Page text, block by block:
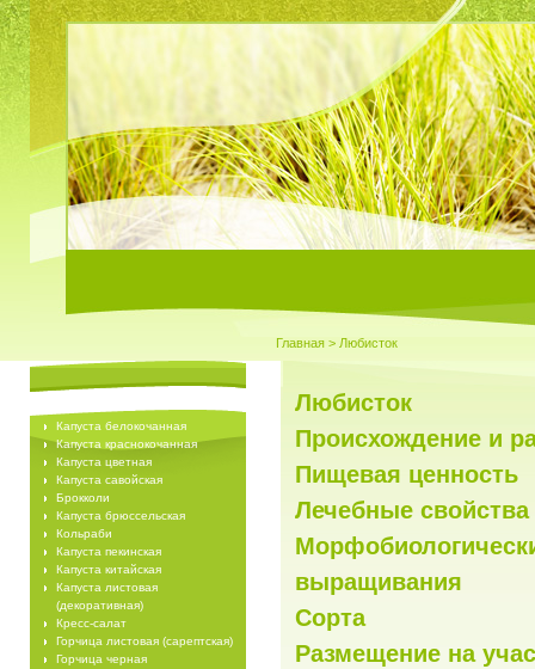
Главная> Любисток
Капуста белокочанная
Капуста краснокочанная
Капуста цветная
Капуста савойская
Брокколи
Капуста брюссельская
Кольраби
Капуста пекинская
Капуста китайская
Капуста листовая
(декоративная)
Кресс-салат
Горчица листовая (сарептская)
Горчица черная
Любисток
Происхождение и
Пищевая ценность
Лечебные свойства
выращивания
Сорта
Размещение на